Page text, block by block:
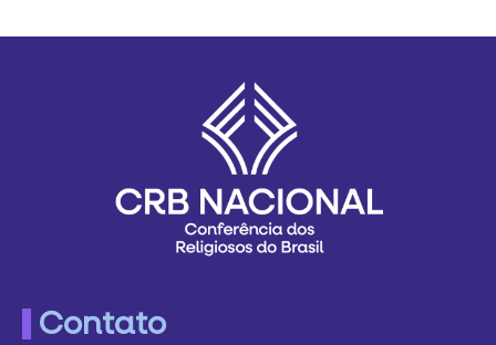
Contato